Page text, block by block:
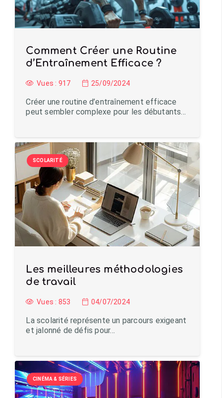
Comment Créer une Routine
d’Entraînement Efficace ?
Vues : 917 25/09/2024
Créer une routine d’entraînement efficace
peut sembler complexe pour les débutants…
SCOLARITÉ
Les meilleures méthodologies
de travail
Vues : 853 04/07/2024
La scolarité représente un parcours exigeant
et jalonné de défis pour…
CINÉMA & SÉRIES